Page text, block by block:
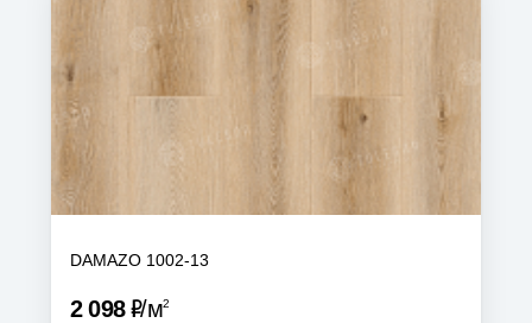
DAMAZO 1002-13
2 098Р м2